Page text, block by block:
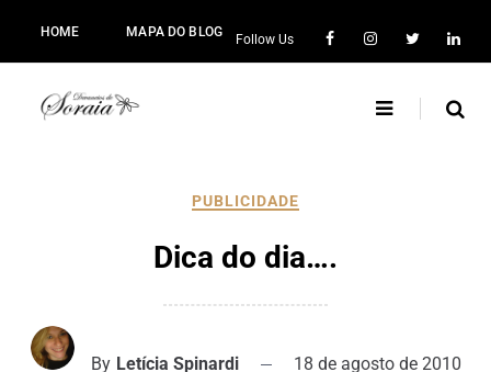
HOME MAPA DO BLOG
Follow Us
PUBLICIDADE
Dica do dia….
By Letícia Spinardi 18 de agosto de 2010